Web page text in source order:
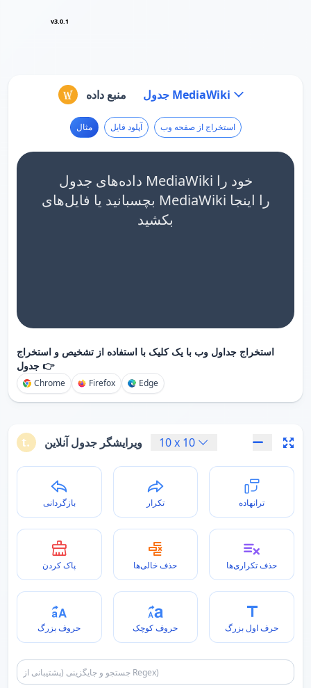
v3.0.1
منبع داده جدول MediaWiki
مثال آپلود فایل استخراج از صفحه وب
داده‌های جدول MediaWiki خود را
بچسبانید یا فایل‌های MediaWiki را اینجا
بکشید
استخراج جداول وب با یک کلیک با استفاده از تشخیص و استخراج
جدول 👉
Chrome Firefox Edge
ویرایشگر جدول آنلاین 10x 10
بازگردانی تکرار ترانهاده
پاک کردن حذف خالی‌ها حذف تکراری‌ها
حروف بزرگ حروف کوچک حرف اول بزرگ